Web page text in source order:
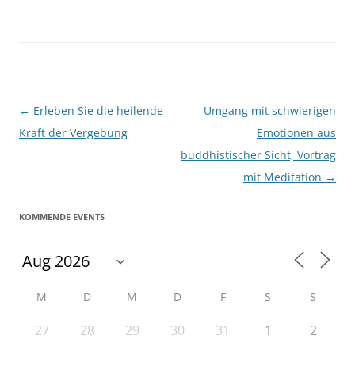
Beitragsnavigation
← Erleben Sie die heilende
Kraft der Vergebung
Umgang mit schwierigen
Emotionen aus
buddhistischer Sicht, Vortrag
mit Meditation →
KOMMENDE EVENTS
M D M D F S S
27 28 29 30 31 1 2